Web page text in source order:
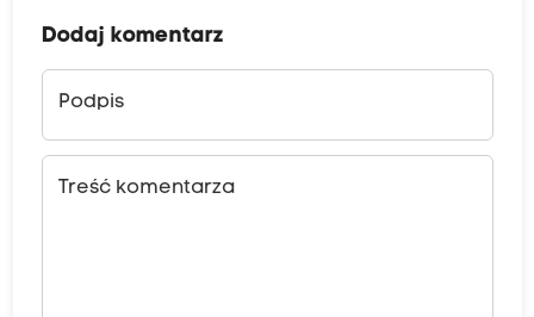
Dodaj komentarz
Podpis
Treść komentarza